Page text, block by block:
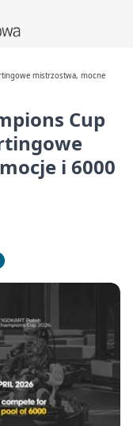
mistrzostwa, mocne
Cup
i 6000